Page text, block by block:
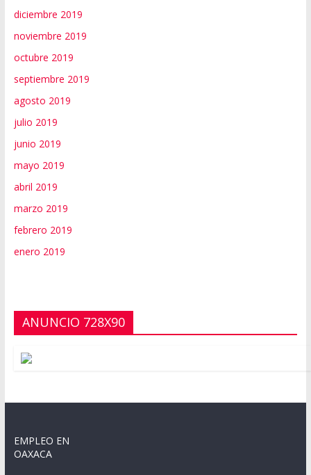
diciembre 2019
noviembre 2019
octubre 2019
septiembre 2019
agosto 2019
julio 2019
junio 2019
mayo 2019
abril 2019
marzo 2019
febrero 2019
enero 2019
ANUNCIO 728X90
EMPLEO EN
OAXACA